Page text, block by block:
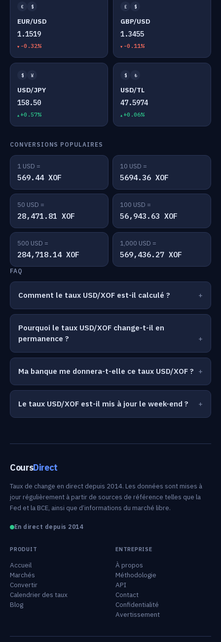
€ $
EUR/USD
1.1519
-0.32%
£ $
GBP/USD
1.3455
-0.11%
$ ¥
USD/JPY
158.50
+0.57%
$ ₺
USD/TL
47.5974
+0.06%
CONVERSIONS POPULAIRES
1 USD =
569.44 XOF
10 USD =
5694.36 XOF
50 USD =
28,471.81 XOF
100 USD =
56,943.63 XOF
500 USD =
284,718.14 XOF
1,000 USD =
569,436.27 XOF
FAQ
Comment le taux USD/XOF est-il calculé ?
Pourquoi le taux USD/XOF change-t-il en
permanence ?
Ma banque me donnera-t-elle ce taux USD/XOF ?
Le taux USD/XOF est-il mis à jour le week-end ?
CoursDirect
Taux de change en direct depuis 2014. Les données sont mises à
jour régulièrement à partir de sources de référence telles que la
Fed et la BCE, ainsi que d’informations du marché libre.
En direct depuis 2014
PRODUIT
Accueil
Marchés
Convertir
Calendrier des taux
Blog
ENTREPRISE
À propos
Méthodologie
API
Contact
Confidentialité
Avertissement